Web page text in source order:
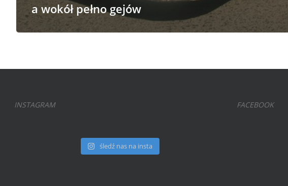
a wokół pełno gejów
INSTAGRAM
śledź nas na insta
FACEBOOK